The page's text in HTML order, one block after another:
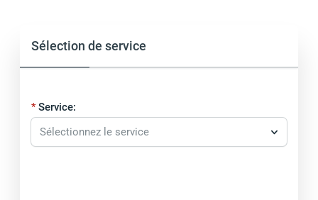
Sélection de service
Service:
Sélectionnez le service